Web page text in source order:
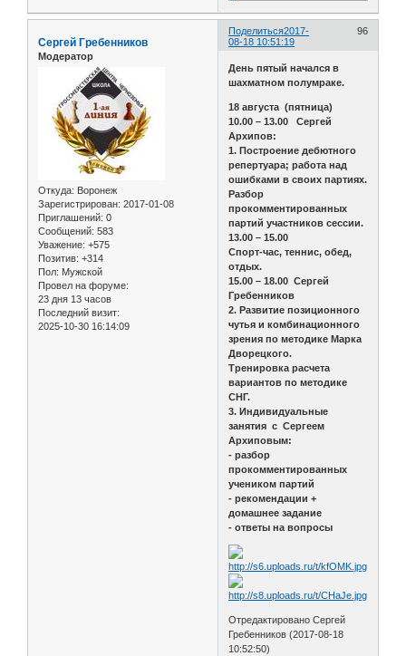
Поделиться 96
2017-
08-18 10:51:19
Сергей Гребенников
Модератор
Откуда: Воронеж
Зарегистрирован: 2017-01-08
Приглашений: 0
Сообщений: 583
Уважение: +575
Позитив: +314
Пол: Мужской
Провел на форуме:
23 дня 13 часов
Последний визит:
2025-10-30 16:14:09
День пятый начался в
шахматном полумраке.
18 августа (пятница)
10.00 – 13.00 Сергей
Архипов:
1. Построение дебютного
репертуара; работа над
ошибками в своих партиях.
Разбор
прокомментированных
партий участников сессии.
13.00 – 15.00
Спорт-час, теннис, обед,
отдых.
15.00 – 18.00 Сергей
Гребенников
2. Развитие позиционного
чутья и комбинационного
зрения по методике Марка
Дворецкого.
Тренировка расчета
вариантов по методике
СНГ.
3. Индивидуальные
занятия с Сергеем
Архиповым:
- разбор
прокомментированных
учеником партий
- рекомендации +
домашнее задание
- ответы на вопросы
Отредактировано Сергей
Гребенников (2017-08-18
10:52:50)